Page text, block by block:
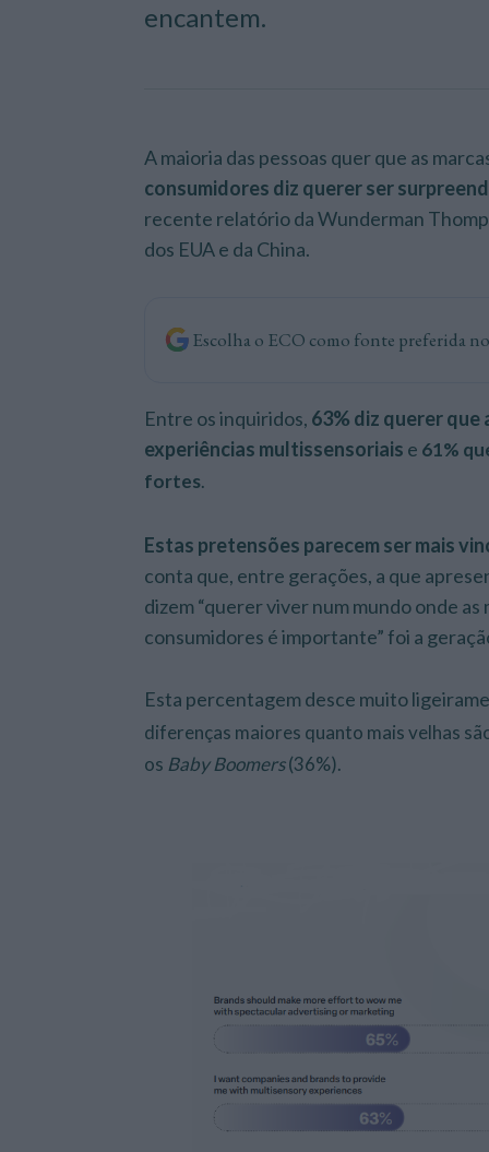
encantem.
A maioria das pessoas quer que as
consumidores diz querer ser
recente relatório da Wunderman
dos EUA e da China.
Escolha o ECO como fonte preferida
Entre os inquiridos, 63% diz querer que
experiências multissensoriais e 61%
fortes.
Estas pretensões parecem ser mais
conta que, entre gerações, a que
dizem “querer viver num mundo onde
consumidores é importante” foi a
Esta percentagem desce muito
diferenças maiores quanto mais velhas
os Baby Boomers(36%).